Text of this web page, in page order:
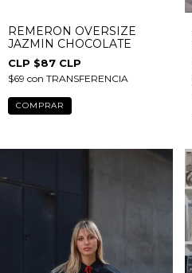
REMERON OVERSIZE
JAZMIN CHOCOLATE
$87 CLP
$69 con TRANSFERENCIA